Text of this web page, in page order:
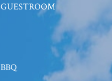
GUESTROOM客室
BBQバーベキュー